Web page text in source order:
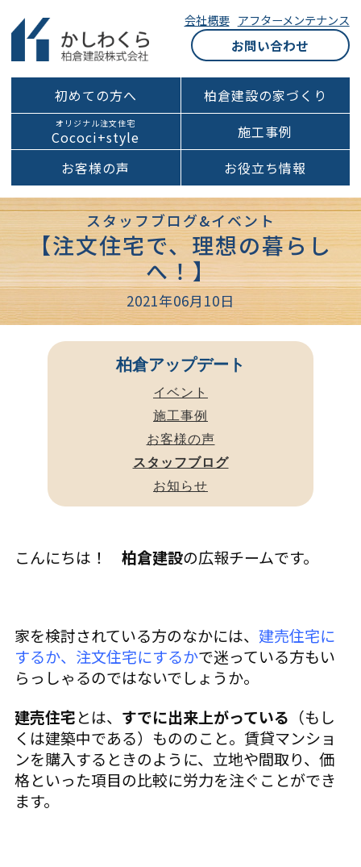
会社概要 アフターメンテナンス
お問い合わせ
初めての方へ 柏倉建設の家づくり
オリジナル注文住宅
Cococi+style
施工事例
お客様の声
お役立ち情報
スタッフブログ&イベント
【注文住宅で、理想の暮らし
へ！】
2021年06月10日
こんにちは！ 柏倉建設の広報チームです。
家を検討されている方のなかには、 建売住宅に
するか、注文住宅にするかで迷っている方もい
らっしゃるのではないでしょうか。
建売住宅とは、 すでに出来上がっている （もし
くは建築中である）もののこと。賃貸マンショ
ンを購入するときのように、立地や間取り、価
格といった項目の比較に労力を注ぐことができ
ます。
柏倉アップデート
イベント
施工事例
お客様の声
スタッフブログ
お知らせ